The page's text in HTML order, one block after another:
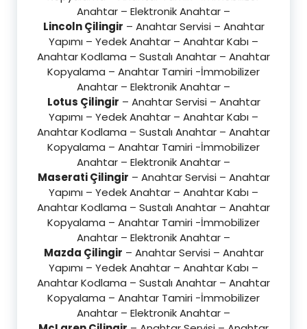
Anahtar – Elektronik Anahtar –
Lincoln Çilingir – Anahtar Servisi – Anahtar
Yapımı – Yedek Anahtar – Anahtar Kabı –
Anahtar Kodlama – Sustalı Anahtar – Anahtar
Kopyalama – Anahtar Tamiri -İmmobilizer
Anahtar – Elektronik Anahtar –
Lotus Çilingir – Anahtar Servisi – Anahtar
Yapımı – Yedek Anahtar – Anahtar Kabı –
Anahtar Kodlama – Sustalı Anahtar – Anahtar
Kopyalama – Anahtar Tamiri -İmmobilizer
Anahtar – Elektronik Anahtar –
Maserati Çilingir – Anahtar Servisi – Anahtar
Yapımı – Yedek Anahtar – Anahtar Kabı –
Anahtar Kodlama – Sustalı Anahtar – Anahtar
Kopyalama – Anahtar Tamiri -İmmobilizer
Anahtar – Elektronik Anahtar –
Mazda Çilingir – Anahtar Servisi – Anahtar
Yapımı – Yedek Anahtar – Anahtar Kabı –
Anahtar Kodlama – Sustalı Anahtar – Anahtar
Kopyalama – Anahtar Tamiri -İmmobilizer
Anahtar – Elektronik Anahtar –